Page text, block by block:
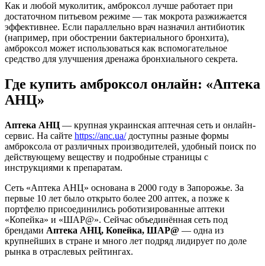
Как и любой муколитик, амброксол лучше работает при
достаточном питьевом режиме — так мокрота разжижается
эффективнее. Если параллельно врач назначил антибиотик
(например, при обострении бактериального бронхита),
амброксол может использоваться как вспомогательное
средство для улучшения дренажа бронхиального секрета.
Где купить амброксол онлайн: «Аптека
АНЦ»
Аптека АНЦ — крупная украинская аптечная сеть и онлайн-
сервис. На сайте https://anc.ua/доступны разные формы
амброксола от различных производителей, удобный поиск по
действующему веществу и подробные страницы с
инструкциями к препаратам.
Сеть «Аптека АНЦ» основана в 2000 году в Запорожье. За
первые 10 лет было открыто более 200 аптек, а позже к
портфелю присоединились роботизированные аптеки
«Копейка» и «ШАР@». Сейчас объединённая сеть под
брендами Аптека АНЦ, Копейка, ШАР@ — одна из
крупнейших в стране и много лет подряд лидирует по доле
рынка в отраслевых рейтингах.